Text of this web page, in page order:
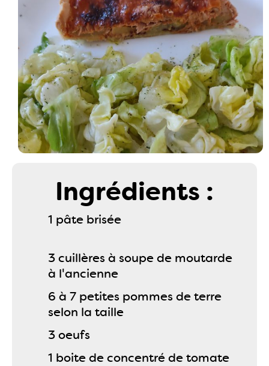
Ingrédients :
1 pâte brisée
3 cuillères à soupe de moutarde
à l'ancienne
6 à 7 petites pommes de terre
selon la taille
3 oeufs
1 boite de concentré de tomate